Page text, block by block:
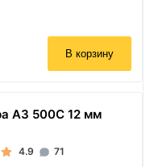
В корзину
А3 500С 12 мм
4.9 71